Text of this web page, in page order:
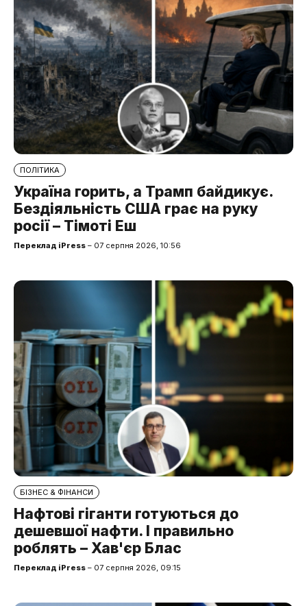
ПОЛІТИКА
Україна горить, а Трамп байдикує.
Бездіяльність США грає на руку
росії – Тімоті Еш
Переклад iPress – 07 серпня 2026, 10:56
БІЗНЕС & ФІНАНСИ
Нафтові гіганти готуються до
дешевшої нафти. І правильно
роблять – Хав'єр Блас
Переклад iPress – 07 серпня 2026, 09:15